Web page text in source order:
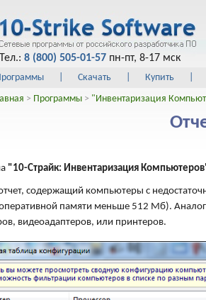
Тел.: 8 (800) 505-01-57 пн-пт, 8-17 мск
Скачать Купить
> Программы > "Инвентаризация
"10-Страйк: Инвентаризация
содержащий компьютеры с
памяти меньше 512 Мб).
видеоадаптеров, или принтеров.